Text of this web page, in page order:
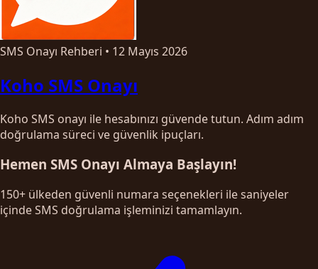
SMS Onayı Rehberi • 12 Mayıs 2026
Koho SMS Onayı
Koho SMS onayı ile hesabınızı güvende tutun. Adım adım
doğrulama süreci ve güvenlik ipuçları.
Hemen SMS Onayı Almaya Başlayın!
150+ ülkeden güvenli numara seçenekleri ile saniyeler
içinde SMS doğrulama işleminizi tamamlayın.